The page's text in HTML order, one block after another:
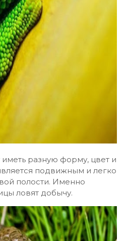
разную форму, цвет и
подвижным и легко
полости. Именно
ловят добычу.